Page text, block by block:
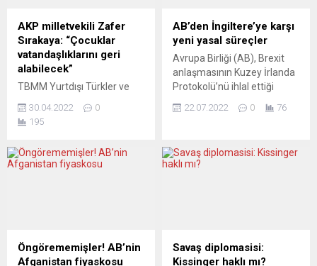
ilişkin itirazını reddederek,
açık kalmasının devamına
hükmettiğini belirtti. Guez
Guez, Bakanlığın Danıştaya
camiyi teröre...
şartlarını ihlal ettiği”
gerekçesiyle kapatıldığı
belirtildi. YouTube, 29
Eylül’de de Russia Today’in
(RT) Almanca yayın yapan
iki kanalının hesabını...
AKP milletvekili Zafer
Sırakaya: “Çocuklar
vatandaşlıklarını geri
alabilecek”
TBMM Yurtdışı Türkler ve
Komisyonu Başkanı Zafer
Sırakaya yurtdışındaki Türk
düzenlemenin daha
hizmete sunulması ile ilgili
yeniden Türk vatandaşlığını
kazanabilmeleri ve
30.04.2022
0
195
AB’den İngiltere’ye karşı
yeni yasal süreçler
Avrupa Birliği (AB), Brexit
anlaşmasının Kuzey İrlanda
Protokolü’nü ihlal ettiği
karşı 4 yeni hukuki süreç
İrlanda Protokolü’nün
AB Komisyonu ve üye 27
ülkenin çağrılarına rağmen
22.07.2022 0 76
Öngörememişler! AB’nin
Afganistan fiyaskosu
Savaş diplomasisi:
Kissinger haklı mı?